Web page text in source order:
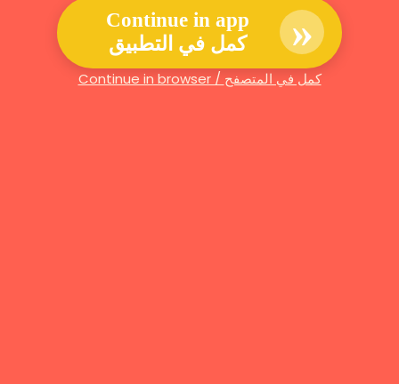
Continue in app
كمل في التطبيق
»
Continue in browser / كمل في المتصفح